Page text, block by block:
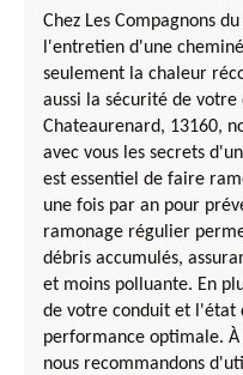
Chez Les Compagnons
l'entretien d'une
seulement la chaleur
aussi la sécurité de
Chateaurenard, 13160,
avec vous les secrets
est essentiel de faire
une fois par an pour
ramonage régulier
débris accumulés,
et moins polluante. En
de votre conduit et l'état
performance optimale. À
nous recommandons